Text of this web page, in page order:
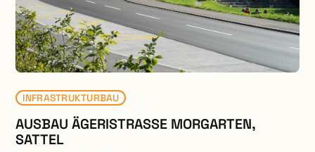
INFRASTRUKTURBAU
AUSBAU ÄGERISTRASSE MORGARTEN,
SATTEL